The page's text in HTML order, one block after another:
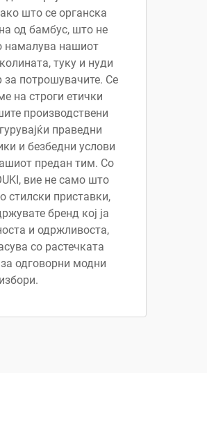
што се органска
од бамбус, што не
намалува нашиот
туку и нуди
за потрошувачите. Се
на строги етички
производствени
праведни
и безбедни услови
предан тим. Со
вие не само што
стилски приставки,
бренд кој ја
и одржливоста,
со растечката
одговорни модни
избори.